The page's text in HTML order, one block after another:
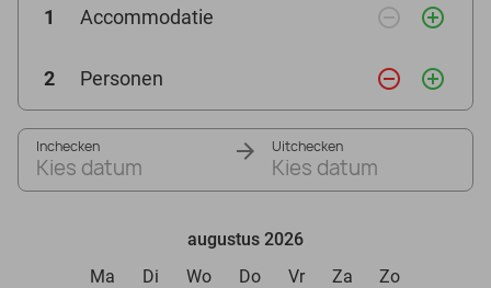
1 Accommodatie remove_circle_outline add_circle_outline
2 Personen remove_circle_outline add_circle_outline
Inchecken
Kies datum
Uitchecken
Kies datum
augustus 2026
Ma
Di Wo Do Vr Za Zo